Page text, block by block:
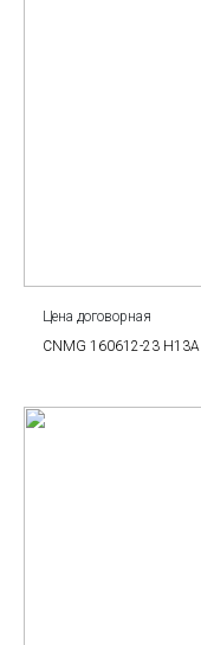
Цена договорная
CNMG 160612-23 H13A